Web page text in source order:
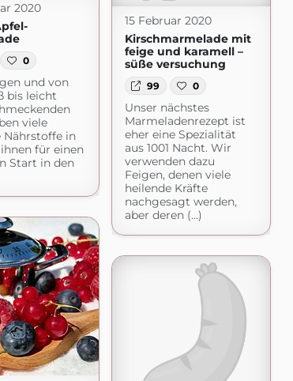
2020
0
und von
bis leicht
viele
Nährstoffe in
für einen
Start in den
15 Februar 2020
Kirschmarmelade mit
feige und karamell –
süße versuchung
99 0
Unser nächstes
Marmeladenrezept ist
eher eine Spezialität
aus 1001 Nacht. Wir
verwenden dazu
Feigen, denen viele
heilende Kräfte
nachgesagt werden,
aber deren (...)